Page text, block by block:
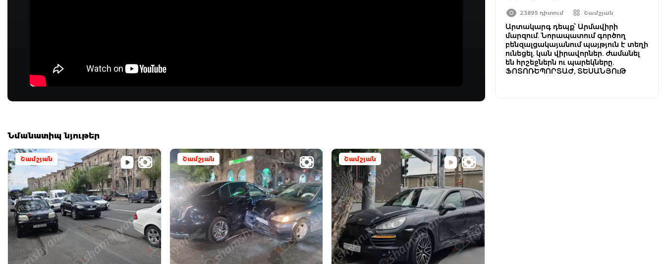
Նմանատիպ նյութեր
Շամշյան Շամշյան Շամշյան
23895 դիտում Շամշյան
Արտակարգ դեպք՝ Արմավիրի
մարզում. Նորապատում գործող
բենզալցակայանում պայթյուն է տեղի
ունեցել. կան վիրավորներ. ժամանել
են հրշեջներն ու պարեկները.
ՖՈՏՈՌԵՊՈՐՏԱԺ, ՏԵՍԱՆՅՈւԹ